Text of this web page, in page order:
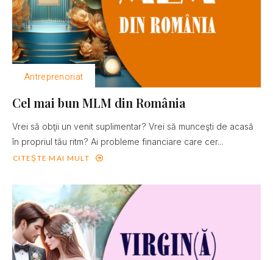
Antreprenoriat
Cel mai bun MLM din România
Vrei să obţii un venit suplimentar? Vrei să munceşti de acasă
în propriul tău ritm? Ai probleme financiare care cer...
CITEȘTE MAI MULT